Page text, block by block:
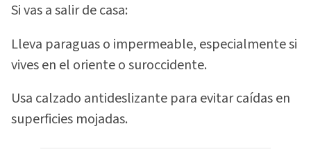
Si vas a salir de casa:
Lleva paraguas o impermeable, especialmente si
vives en el oriente o suroccidente.
Usa calzado antideslizante para evitar caídas en
superficies mojadas.